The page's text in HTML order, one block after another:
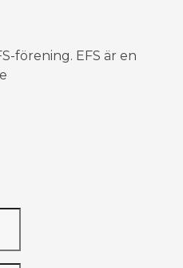
förening. EFS är en